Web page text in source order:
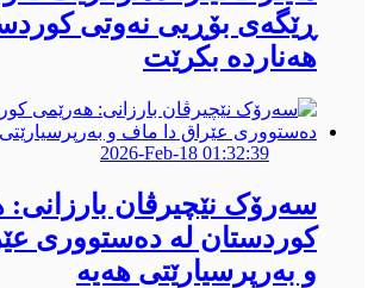
ڕێگەی بۆڕیی نەوتی
هەناردە بكرێت
2026-Feb-18 01:32:39
سەرۆک نێچیرڤان
کوردستان لە دەستووری
و بەرپرسیارێتی هەیە